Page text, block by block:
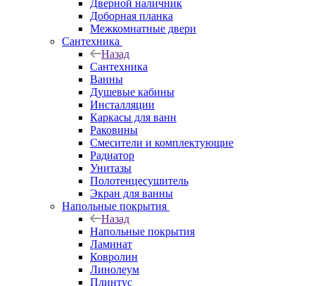
Дверной наличник
Доборная планка
Межкомнатные двери
Сантехника
Назад
Сантехника
Ванны
Душевые кабины
Инсталляции
Каркасы для ванн
Раковины
Смесители и комплектующие
Радиатор
Унитазы
Полотенцесушитель
Экран для ванны
Напольные покрытия
Назад
Напольные покрытия
Ламинат
Ковролин
Линолеум
Плинтус